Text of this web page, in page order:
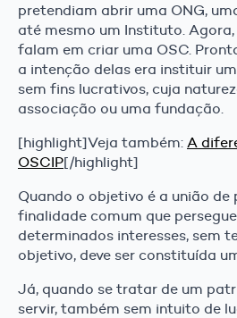
pretendiam abrir uma ONG,
até mesmo um Instituto.
falam em criar uma OSC.
a intenção delas era instituir
sem fins lucrativos, cuja
associação ou uma fundação.
[highlight]Veja também: A
OSCIP[/highlight]
Quando o objetivo é a união de
finalidade comum que
determinados interesses, sem
objetivo, deve ser constituída
Já, quando se tratar de um
servir, também sem intuito de